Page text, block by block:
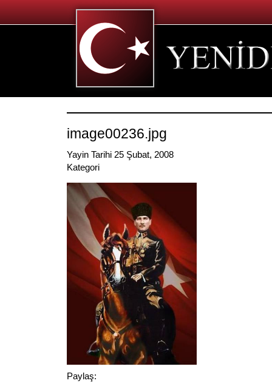
image00236.jpg
Yayin Tarihi 25 Şubat, 2008
Kategori
Paylaş: